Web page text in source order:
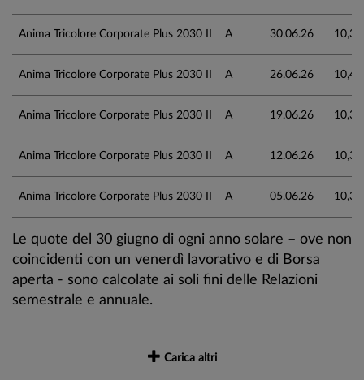
Anima Tricolore Corporate Plus 2030 II A 30.06.26
Anima Tricolore Corporate Plus 2030 II A 26.06.26
Anima Tricolore Corporate Plus 2030 II A 19.06.26
Anima Tricolore Corporate Plus 2030 II A 12.06.26
Anima Tricolore Corporate Plus 2030 II A 05.06.26
Le quote del 30 giugno di ogni anno solare – ove non
coincidenti con un venerdì lavorativo e di Borsa
aperta - sono calcolate ai soli fini delle Relazioni
semestrale e annuale.
Carica altri